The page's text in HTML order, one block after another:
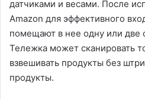
датчиками и весами. После
Amazon для эффективного
помещают в нее одну или две
Тележка может сканировать
взвешивать продукты без
продукты.